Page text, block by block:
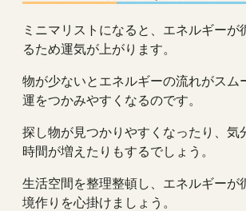
ミニマリストになると、エネルギーが
るため運気が上がります。
物が少ないとエネルギーの流れがスム
運をつかみやすくなるのです。
探し物が見つかりやすくなったり、気
時間が増えたりもするでしょう。
生活空間を整理整頓し、エネルギーが
境作りを心掛けましょう。